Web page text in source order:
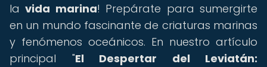
lavida marina! Prepárate para sumergirte
en un mundo fascinante de criaturas marinas
y fenómenos oceánicos. En nuestro artículo
principal "El Despertar del Leviatán: